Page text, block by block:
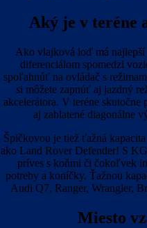
Aký je v teréne
Ako vlajková loď má
diferenciálom spomedzi
spoľahnúť na ovládač s
si môžete zapnúť aj jazdný
akcelerátora. V teréne
aj zablatené diagonálne
Špičkovou je tiež ťažná
ako Land Rover Defender! S
príves s koňmi či čokoľvek
potreby a koníčky. Ťažnou
Audi Q7, Ranger, Wrangler,
Miesto